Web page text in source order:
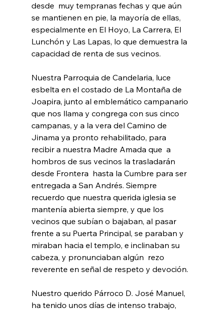
desde  muy tempranas fechas y que aún
se mantienen en pie, la mayoría de ellas,
especialmente en El Hoyo, La Carrera, El
Lunchón y Las Lapas, lo que demuestra la
capacidad de renta de sus vecinos.
Nuestra Parroquia de Candelaria, luce
esbelta en el costado de La Montaña de
Joapira, junto al emblemático campanario
que nos llama y congrega con sus cinco
campanas, y a la vera del Camino de
Jinama ya pronto rehabilitado, para
recibir a nuestra Madre Amada que  a
hombros de sus vecinos la trasladarán
desde Frontera  hasta la Cumbre para ser
entregada a San Andrés. Siempre
recuerdo que nuestra querida iglesia se
mantenía abierta siempre, y que los
vecinos que subían o bajaban, al pasar
frente a su Puerta Principal, se paraban y
miraban hacia el templo, e inclinaban su
cabeza, y pronunciaban algún  rezo
reverente en señal de respeto y devoción.
Nuestro querido Párroco D. José Manuel,
ha tenido unos días de intenso trabajo,